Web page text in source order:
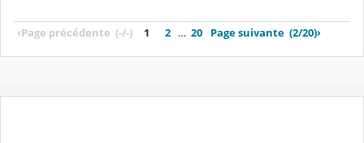
‹Page précédente (-/-) 1 2 … 20 Page suivante (2/20)›